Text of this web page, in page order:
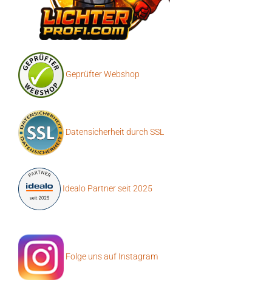
Geprüfter Webshop
Datensicherheit durch SSL
Idealo Partner seit 2025
Folge uns auf Instagram